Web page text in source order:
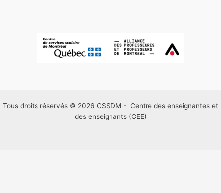
Tous droits réservés © 2026 CSSDM - Centre des enseignantes et
des enseignants (CEE)